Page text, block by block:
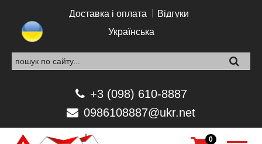
Доставка і оплата
Відгуки
Українська
+3 (098) 610-8887
0986108887@ukr.net
0